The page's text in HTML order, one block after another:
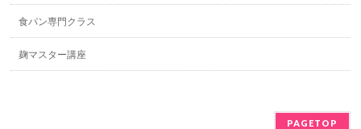
食パン専門クラス
麹マスター講座
PAGETOP